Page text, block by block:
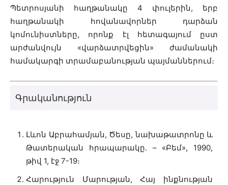
Պետրոսյանի հաղթանակը 4 փուլերին, երբ
հաղթանակի հովանավորներ դարձան
կոմունիստները, որոնք էլ հետագայում ըստ
արժանվույն «վարձատրվեցին» ժամանակի
համակարգի տրամաբանության պայմաններում։
Գրականություն
Լևոն Աբրահամյան, Ծեսը, նախաթատրոնը և
Թատերական հրապարակը. – «Բեմ», 1990,
թիվ 1, էջ 7-19։
Հարություն Մարության, Հայ ինքնության